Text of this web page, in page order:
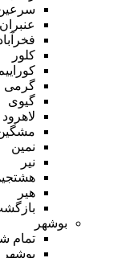
عنبران
کلور
گرمی
گیوی
لاهرود
نمین
نیر
هیر
بوشهر
تمام
بوشهر